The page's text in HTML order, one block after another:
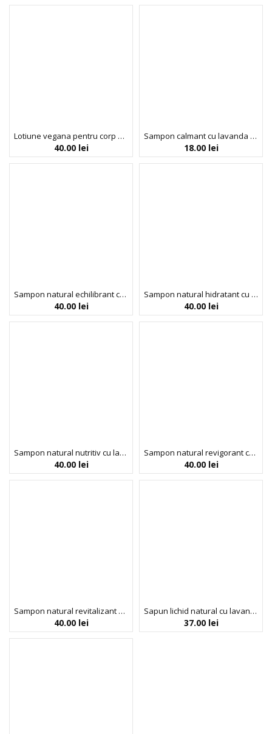
Lotiune vegana pentru corp si maini cu cocos, Faith in Nature, 400 ml
40.00 lei
Sampon calmant cu lavanda si muscata pentru par normal si uscat Faith in Nature, 100 ml
18.00 lei
Sampon natural echilibrant cu rozmarin, pentru par normal sau gras, Faith in Nature, 400 ml
40.00 lei
Sampon natural hidratant cu cocos pentru par normal sau uscat, Faith in Nature, 400 ml
40.00 lei
Sampon natural nutritiv cu lavanda si muscata pentru par normal si uscat Faith in Nature, 400 ml
40.00 lei
Sampon natural revigorant cu grapefruit si portocale pentru par normal sau gras, Faith in Nature, 400 ml
40.00 lei
Sampon natural revitalizant cu Fructul Dragonului, pentru toate tipurile de par, Faith in Nature, 400 ml
40.00 lei
Sapun lichid natural cu lavanda si muscata, Faith in Nature, 400 ml
37.00 lei